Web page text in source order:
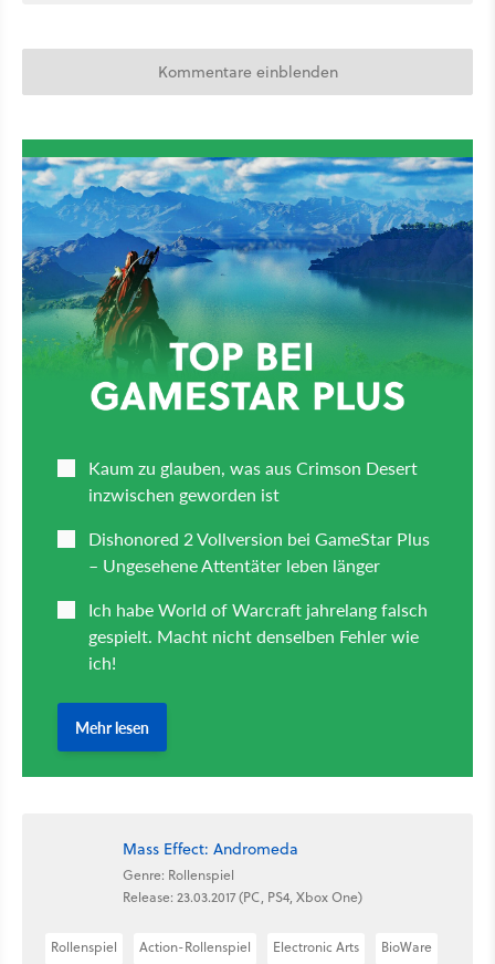
Kommentare einblenden
Mass Effect: Andromeda
Genre: Rollenspiel
Release: 23.03.2017 (PC, PS4, Xbox One)
Rollenspiel Action-Rollenspiel Electronic Arts BioWare